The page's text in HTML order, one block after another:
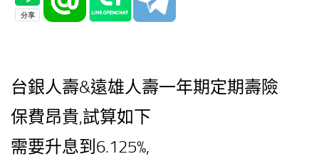
台銀人壽&遠雄人壽一年期定期壽險
保費昂貴,試算如下
需要升息到6.125%,